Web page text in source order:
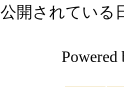
公開されている